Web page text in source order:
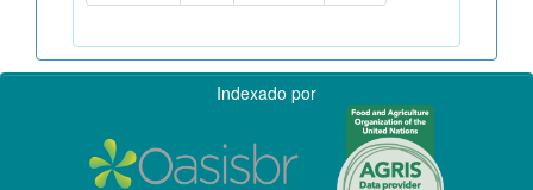
Indexado por